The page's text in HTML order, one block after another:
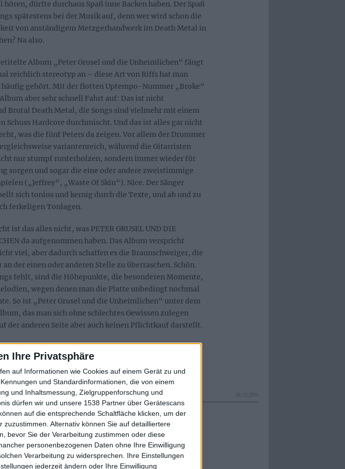
Ihre Privatsphäre
auf Informationen wie Cookies auf einem Gerät zu und
und Standardinformationen, die von einem
und Inhaltsmessung, Zielgruppenforschung und
dürfen wir und unsere 1538 Partner über Gerätescans
auf die entsprechende Schaltfläche klicken, um der
Alternativ können Sie auf detailliertere
bevor Sie der Verarbeitung zustimmen oder diese
personenbezogenen Daten ohne Ihre Einwilligung
Verarbeitung zu widersprechen. Ihre Einstellungen
jederzeit ändern oder Ihre Einwilligung
hören, dürfte durchaus Spaß inne Backen haben. Der Spaß
spätestens bei der Musik auf, denn wer wird schon die
von anständigem Metzgerhandwerk im Death Metal in
Na also.
Album „Peter Grusel und die Unheimlichen“ fängt
reichlich stereotyp an – diese Art von Riffs hat man
häufig gehört. Mit der flotten Uptempo-Nummer „Broke“
aber sehr schnell Fahrt auf: Das ist nicht
Brutal Death Metal, die Songs sind vielmehr mit einem
Schuss Hardcore durchmischt. Und das ist alles gar nicht
was die fünf Peters da zeigen. Vor allem der Drummer
variantenreich, während die Gitarristen
nur stumpf runterholzen, sondern immer wieder für
sorgen und sogar die eine oder andere zweistimmige
(„Jeffrey“, „Waste Of Skin“). Nice. Der Sänger
sich tonlos und kernig durch die Texte, und ab und zu
ferkeligen Tonlagen.
ist das alles nicht, was PETER GRUSEL UND DIE
da aufgenommen haben. Das Album verspricht
viel, aber dadurch schaffen es die Braunschweiger, die
an der einen oder anderen Stelle zu überraschen. Schön.
fehlt, sind die Höhepunkte, die besonderen Momente,
wegen denen man die Platte unbedingt nochmal
So ist „Peter Grusel und die Unheimlichen“ unter dem
das man sich ohne schlechtes Gewissen zulegen
der anderen Seite aber auch keinen Pflichtkauf darstellt.
Zur Startseite
in Red -